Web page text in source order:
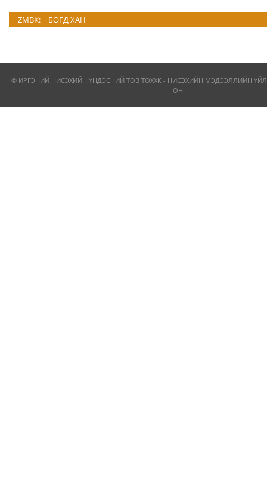
ZMBK: БОГД ХАН
© ИРГЭНИЙ НИСЭХИЙН ҮНДЭСНИЙ ТӨВ ТӨХХК - НИСЭХИЙН МЭДЭЭЛЛИЙН
ОН